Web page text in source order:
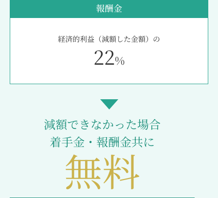
報酬金
経済的利益（減額した金額）の
22%
減額できなかった場合
着手金・報酬金共に
無料